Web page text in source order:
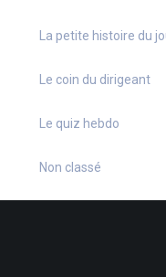
La petite histoire du
Le coin du dirigeant
Le quiz hebdo
Non classé